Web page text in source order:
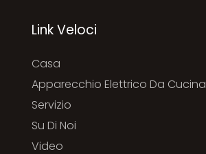
Link Veloci
Casa
Apparecchio Elettrico Da Cucina
Servizio
Su Di Noi
Video